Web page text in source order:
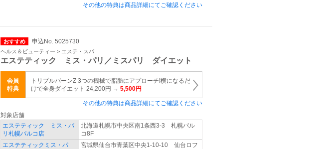
その他の特典は商品詳細にてご確認ください
おすすめ 申込No. 5025730
ヘルス＆ビューティー > エステ・スパ
エステティック ミス・パリ／ミスパリ ダイエット
会員
特典
トリプルバーンZ 3つの機械で脂肪にアプローチ!横になるだ
けで全身ダイエット 24,200円 → 5,500円
その他の特典は商品詳細にてご確認ください
対象店舗
エステティック ミス・パ
リ札幌パルコ店
北海道札幌市中央区南1条西3-3 札幌パル
コ8F
エステティックミス・パ
宮城県仙台市青葉区中央1-10-10 仙台ロフ